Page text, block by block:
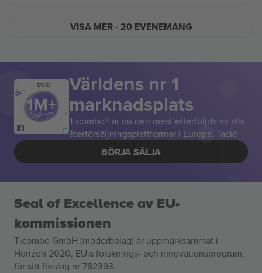
VISA MER- 20 EVENEMANG
TACK! Världens nr 1
marknadsplats
Ticombo® är nu den mest efterföljda av alla
återförsäljningsplattformar i Europa. Tack!
BÖRJA SÄLJA
Seal of Excellence av EU-
kommissionen
Ticombo GmbH (moderbolag) är uppmärksammat i
Horizon 2020, EU:s forsknings- och innovationsprogram,
för sitt förslag nr 782393.